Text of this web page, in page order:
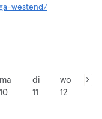
westend/
ma
10
di
11
wo
12